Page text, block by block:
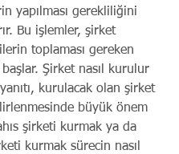
yapılması gerekliliğini
Bu işlemler, şirket
toplaması gereken
Şirket nasıl kurulur
kurulacak olan şirket
büyük önem
şirketi kurmak ya da
kurmak sürecin nasıl